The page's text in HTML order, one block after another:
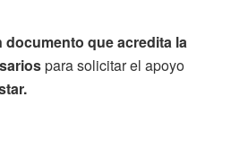
que acredita la
para solicitar el apoyo